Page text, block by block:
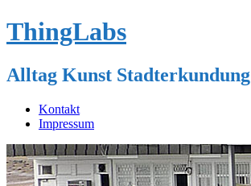
ThingLabs
Alltag Kunst Stadterkundung
Kontakt
Impressum